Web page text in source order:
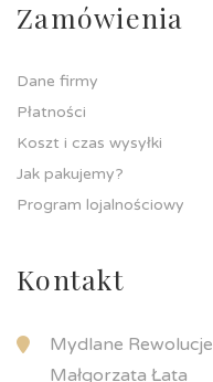
Zamówienia
Dane firmy
Płatności
Koszt i czas wysyłki
Jak pakujemy?
Program lojalnościowy
Kontakt
Mydlane Rewolucje
Małgorzata Łata